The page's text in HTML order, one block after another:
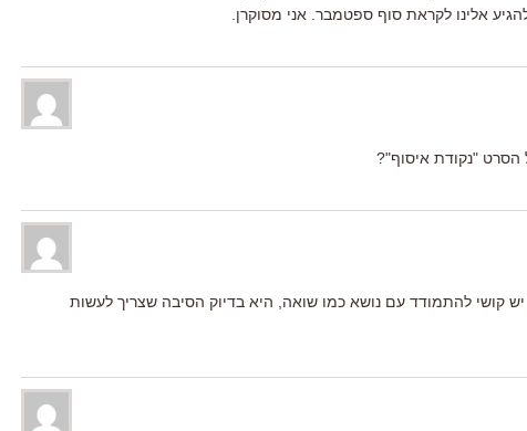
"נקודת איסוף"?
קושי להתמודד עם נושא כמו שואה, היא בדיוק הסיבה שצריך לעשות